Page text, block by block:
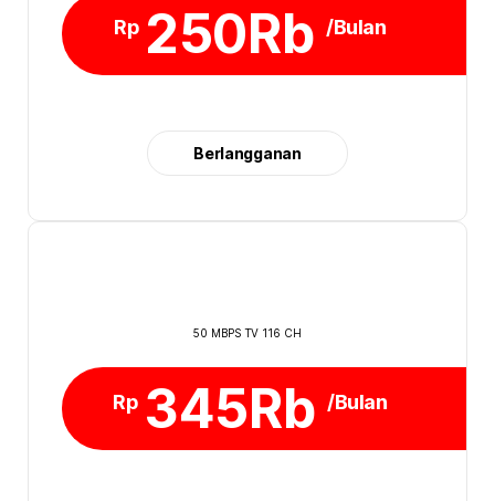
Rp 250Rb /Bulan
Berlangganan
50 MBPS TV 116 CH
Rp 345Rb /Bulan